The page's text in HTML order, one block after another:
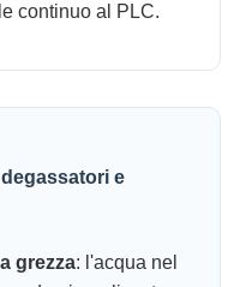
continuo al PLC.
e
grezza: l'acqua nel